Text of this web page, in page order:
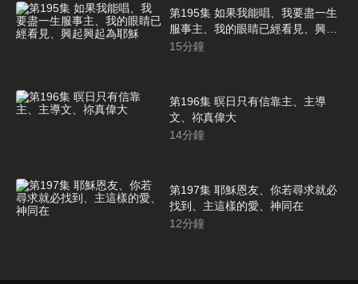
第195集 如果我能唱、我要盡一生
服事主、我的眼睛已經看見、興起
興起為耶穌
15分鐘
第196集 暝日只有信靠主、主導
文、祢真偉大
14分鐘
第197集 耶穌恩友、你若尋求就必
找到、主這樣的愛、神同在
12分鐘